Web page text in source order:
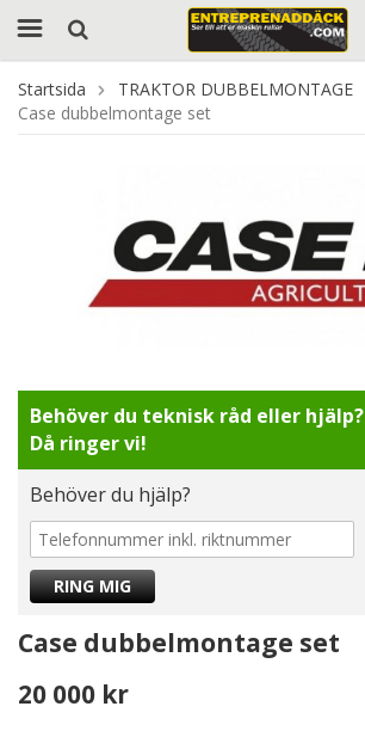
Startsida
TRAKTOR DUBBELMONTAGE
Case dubbelmontage set
Behöver du teknisk råd eller hjälp?
Då ringer vi!
Behöver du hjälp?
Case dubbelmontage set
20 000 kr